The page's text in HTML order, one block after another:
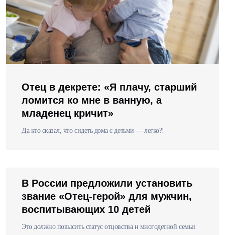
Отец в декрете: «Я плачу, старший
ломится ко мне в ванную, а
младенец кричит»
Да кто сказал, что сидеть дома с детьми — легко?!
В России предложили установить
звание «Отец-герой» для мужчин,
воспитывающих 10 детей
Это должно повысить статус отцовства и многодетной семьи